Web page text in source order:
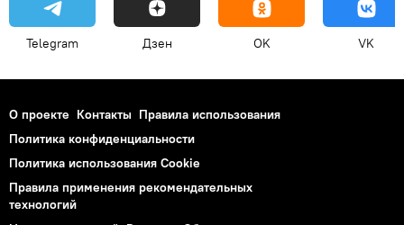
Telegram Дзен OK VK
О проекте Контакты Правила использования
Политика конфиденциальности
Политика использования Cookie
Правила применения рекомендательных
технологий